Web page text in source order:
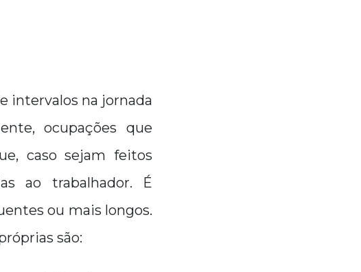
intervalos na jornada
ocupações que
caso sejam feitos
ao trabalhador. É
ou mais longos.
são: